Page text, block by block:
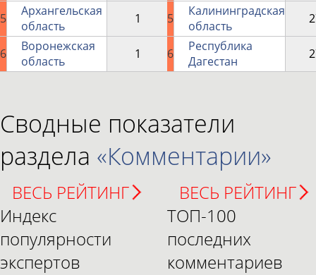
5
Архангельская
область
1
6
Воронежская
область
1
5
Калининградская
область
6
Республика
Дагестан
Сводные показатели
раздела «Комментарии»
ВЕСЬ РЕЙТИНГ
Индекс
популярности
экспертов
ВЕСЬ РЕЙТИНГ
ТОП-100
последних
комментариев